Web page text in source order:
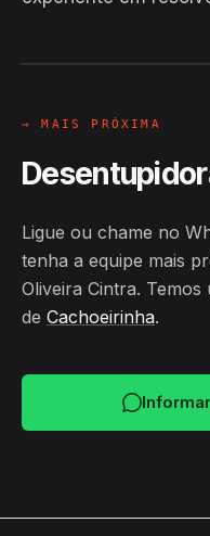
→ MAIS PRÓXIMA
Ligue ou chame no
tenha a equipe mais
Oliveira Cintra.
de Cachoeirinha.